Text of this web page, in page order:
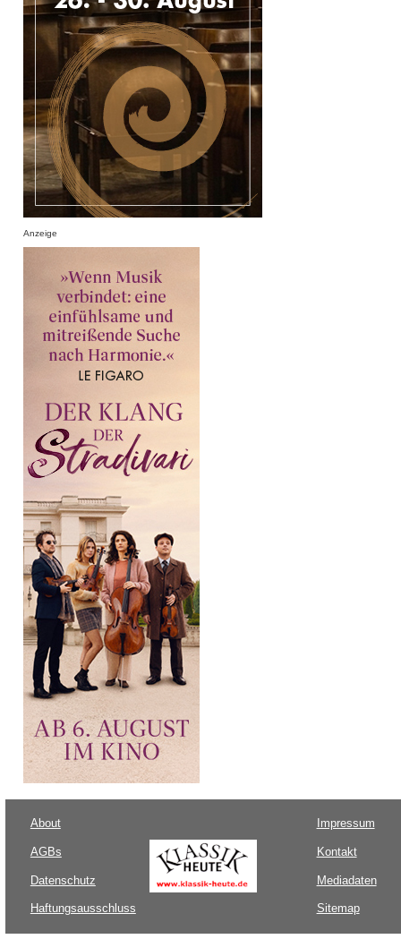
Anzeige
About
AGBs
Datenschutz
Haftungsausschluss
Impressum
Kontakt
Mediadaten
Sitemap